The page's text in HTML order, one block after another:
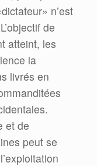
n’est
de
atteint, les
la
livrés en
et de
peut se